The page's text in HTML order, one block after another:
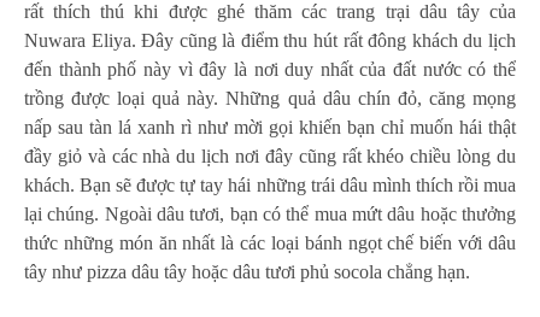
rất thích thú khi được ghé thăm các trang trại dâu tây của
Nuwara Eliya. Đây cũng là điểm thu hút rất đông khách du lịch
đến thành phố này vì đây là nơi duy nhất của đất nước có thể
trồng được loại quả này. Những quả dâu chín đỏ, căng mọng
nấp sau tàn lá xanh rì như mời gọi khiến bạn chỉ muốn hái thật
đầy giỏ và các nhà du lịch nơi đây cũng rất khéo chiều lòng du
khách. Bạn sẽ được tự tay hái những trái dâu mình thích rồi mua
lại chúng. Ngoài dâu tươi, bạn có thể mua mứt dâu hoặc thưởng
thức những món ăn nhất là các loại bánh ngọt chế biến với dâu
tây như pizza dâu tây hoặc dâu tươi phủ socola chẳng hạn.